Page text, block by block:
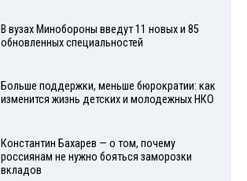
В вузах Минобороны введут 11 новых и 85
обновленных специальностей
Больше поддержки, меньше бюрократии: как
изменится жизнь детских и молодежных НКО
Константин Бахарев — о том, почему
россиянам не нужно бояться заморозки
вкладов